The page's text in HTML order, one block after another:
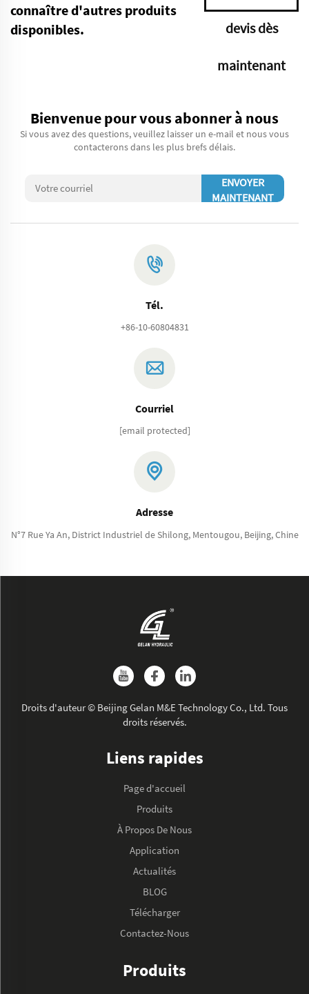
connaître d'autres produits
disponibles.
devis dès
maintenant
Bienvenue pour vous abonner à nous
Si vous avez des questions, veuillez laisser un e-mail et nous vous
contacterons dans les plus brefs délais.
ENVOYER
MAINTENANT
Tél.
+86-10-60804831
Courriel
[email protected]
Adresse
N°7 Rue Ya An, District Industriel de Shilong, Mentougou, Beijing, Chine
Droits d'auteur © Beijing Gelan M&E Technology Co., Ltd. Tous
droits réservés.
Liens rapides
Page d'accueil
Produits
À Propos De Nous
Application
Actualités
BLOG
Télécharger
Contactez-Nous
Produits